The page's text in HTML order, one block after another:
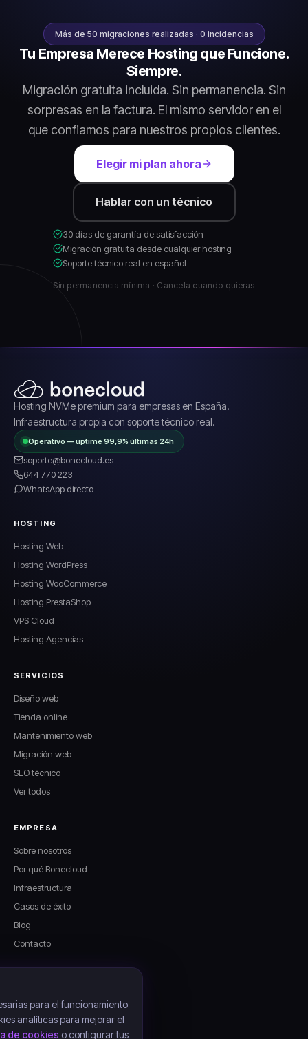
Más de 50 migraciones realizadas · 0 incidencias
Tu Empresa Merece Hosting que Funcione.
Siempre.
Migración gratuita incluida. Sin permanencia. Sin
sorpresas en la factura. El mismo servidor en el
que confiamos para nuestros propios clientes.
Elegir mi plan ahora
Hablar con un técnico
30 días de garantía de satisfacción
Migración gratuita desde cualquier hosting
Soporte técnico real en español
Sin permanencia mínima · Cancela cuando quieras
Hosting NVMe premium para empresas en España.
Infraestructura propia con soporte técnico real.
Operativo — uptime 99,9% últimas 24h
soporte@bonecloud.es
644 770 223
WhatsApp directo
HOSTING
Hosting Web
Hosting WordPress
Hosting WooCommerce
Hosting PrestaShop
VPS Cloud
Hosting Agencias
SERVICIOS
Diseño web
Tienda online
Mantenimiento web
Migración web
SEO técnico
Ver todos
EMPRESA
Sobre nosotros
Por qué Bonecloud
Infraestructura
Casos de éxito
Blog
Contacto
Aviso legal
Política de privacidad
para el funcionamiento
analíticas para mejorar el
de cookies o configurar tus